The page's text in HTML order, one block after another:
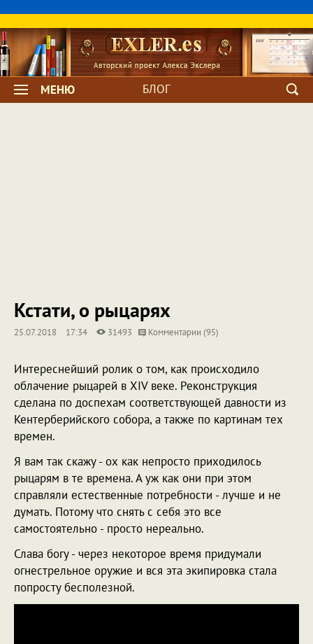
МЕНЮ БЛОГ
Кстати, о рыцарях
25.07.2018 17:34 31493 Комментарии (95)
Интереснейший ролик о том, как происходило
облачение рыцарей в XIV веке. Реконструкция
сделана по доспехам соответствующей давности из
Кентерберийского собора, а также по картинам тех
времен.
Я вам так скажу - ох как непросто приходилось
рыцарям в те времена. А уж как они при этом
справляли естественные потребности - лучше и не
думать. Потому что снять с себя это все
самостоятельно - просто нереально.
Слава богу - через некоторое время придумали
огнестрельное оружие и вся эта экипировка стала
попросту бесполезной.